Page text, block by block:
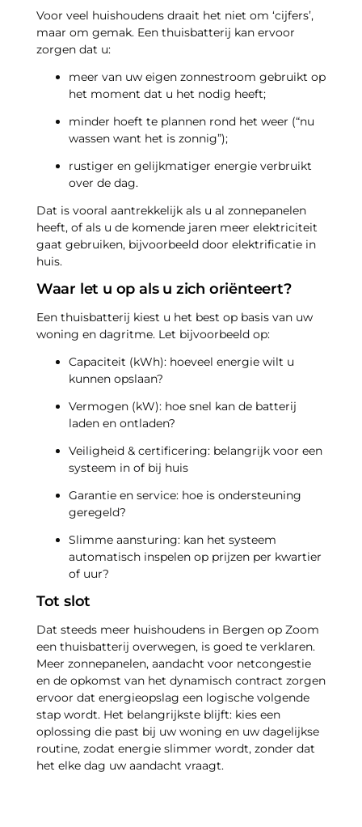
Voor veel huishoudens draait het niet om ‘cijfers’,
maar om gemak. Een thuisbatterij kan ervoor
zorgen dat u:
meer van uw eigen zonnestroom gebruikt op
het moment dat u het nodig heeft;
minder hoeft te plannen rond het weer (“nu
wassen want het is zonnig”);
rustiger en gelijkmatiger energie verbruikt
over de dag.
Dat is vooral aantrekkelijk als u al zonnepanelen
heeft, of als u de komende jaren meer elektriciteit
gaat gebruiken, bijvoorbeeld door elektrificatie in
huis.
Waar let u op als u zich oriënteert?
Een thuisbatterij kiest u het best op basis van uw
woning en dagritme. Let bijvoorbeeld op:
Capaciteit (kWh): hoeveel energie wilt u
kunnen opslaan?
Vermogen (kW): hoe snel kan de batterij
laden en ontladen?
Veiligheid & certificering: belangrijk voor een
systeem in of bij huis
Garantie en service: hoe is ondersteuning
geregeld?
Slimme aansturing: kan het systeem
automatisch inspelen op prijzen per kwartier
of uur?
Tot slot
Dat steeds meer huishoudens in Bergen op Zoom
een thuisbatterij overwegen, is goed te verklaren.
Meer zonnepanelen, aandacht voor netcongestie
en de opkomst van het dynamisch contract zorgen
ervoor dat energieopslag een logische volgende
stap wordt. Het belangrijkste blijft: kies een
oplossing die past bij uw woning en uw dagelijkse
routine, zodat energie slimmer wordt, zonder dat
het elke dag uw aandacht vraagt.